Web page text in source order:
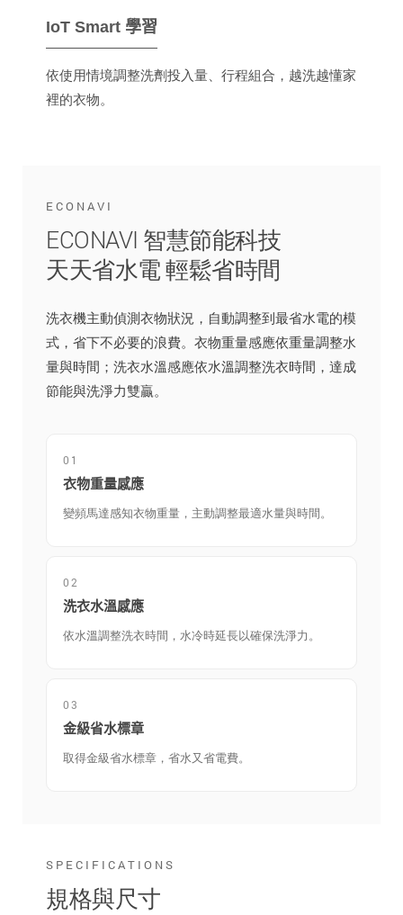
IoT Smart 學習
依使用情境調整洗劑投入量、行程組合，越洗越懂家
裡的衣物。
ECONAVI
ECONAVI 智慧節能科技
天天省水電 輕鬆省時間
洗衣機主動偵測衣物狀況，自動調整到最省水電的模
式，省下不必要的浪費。衣物重量感應依重量調整水
量與時間；洗衣水溫感應依水溫調整洗衣時間，達成
節能與洗淨力雙贏。
01
衣物重量感應
變頻馬達感知衣物重量，主動調整最適水量與時間。
02
洗衣水溫感應
依水溫調整洗衣時間，水冷時延長以確保洗淨力。
03
金級省水標章
取得金級省水標章，省水又省電費。
SPECIFICATIONS
規格與尺寸